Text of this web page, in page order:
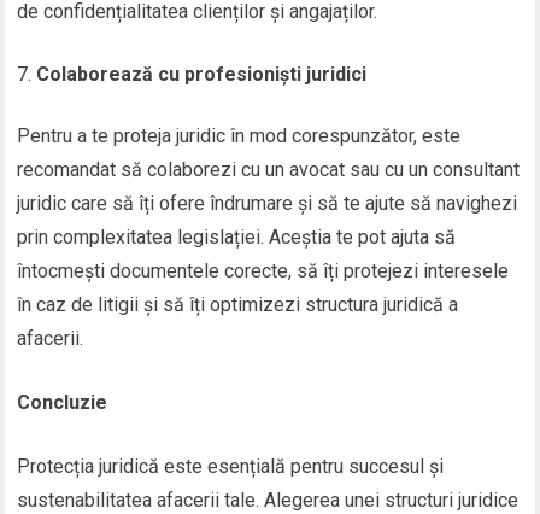
de confidențialitatea clienților și angajaților.
Colaborează cu profesioniști juridici
Pentru a te proteja juridic în mod corespunzător, este
recomandat să colaborezi cu un avocat sau cu un consultant
juridic care să îți ofere îndrumare și să te ajute să navighezi
prin complexitatea legislației. Aceștia te pot ajuta să
întocmești documentele corecte, să îți protejezi interesele
în caz de litigii și să îți optimizezi structura juridică a
afacerii.
Concluzie
Protecția juridică este esențială pentru succesul și
sustenabilitatea afacerii tale. Alegerea unei structuri juridice